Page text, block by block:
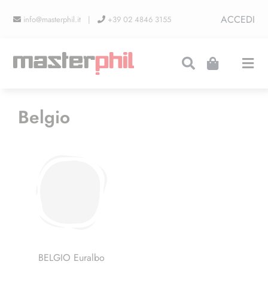
info@masterphil.it | +39 02 4846 3155 ACCEDI
CONTATTI
Belgio
BELGIO Euralbo